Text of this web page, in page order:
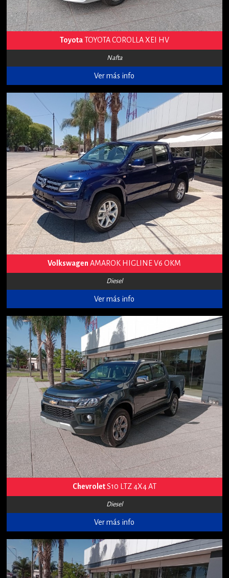
ToyotaTOYOTA COROLLA XEI HV
Nafta
Ver más info
Volkswagen AMAROK HIGLINE V6 OKM
Diesel
Ver más info
ChevroletS10 LTZ 4X4 AT
Diesel
Ver más info